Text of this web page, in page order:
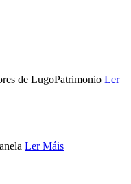
de LugoPatrimonio Ler
Ler Máis